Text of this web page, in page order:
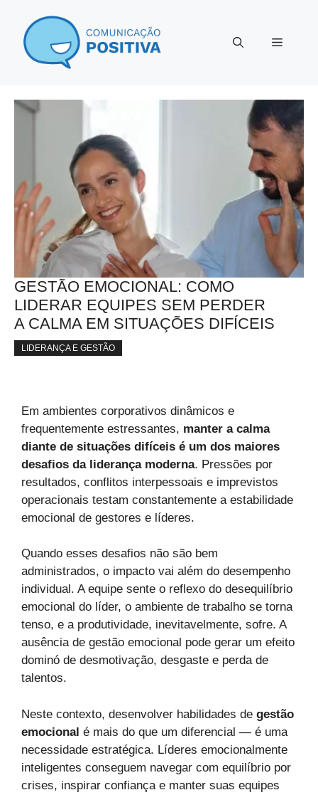
conteúdo
Menu
GESTÃO EMOCIONAL: COMO
LIDERAR EQUIPES SEM PERDER
A CALMA EM SITUAÇÕES DIFÍCEIS
LIDERANÇA E GESTÃO
Em ambientes corporativos dinâmicos e
frequentemente estressantes, manter a calma
diante de situações difíceis é um dos maiores
desafios da liderança moderna. Pressões por
resultados, conflitos interpessoais e imprevistos
operacionais testam constantemente a estabilidade
emocional de gestores e líderes.
Quando esses desafios não são bem
administrados, o impacto vai além do desempenho
individual. A equipe sente o reflexo do desequilíbrio
emocional do líder, o ambiente de trabalho se torna
tenso, e a produtividade, inevitavelmente, sofre. A
ausência de gestão emocional pode gerar um efeito
dominó de desmotivação, desgaste e perda de
talentos.
Neste contexto, desenvolver habilidades de gestão
emocional é mais do que um diferencial — é uma
necessidade estratégica. Líderes emocionalmente
inteligentes conseguem navegar com equilíbrio por
crises, inspirar confiança e manter suas equipes